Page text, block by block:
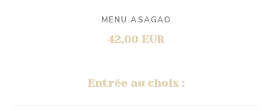
MENU ASAGAO
42,00 EUR
Entrée au choix :